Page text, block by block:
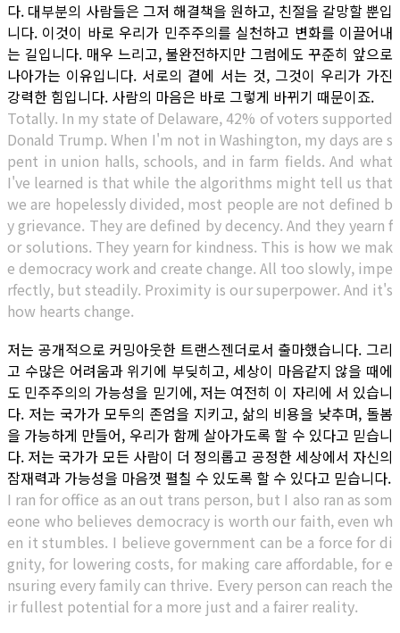
다. 대부분의 사람들은 그저 해결책을 원하고, 친절을 갈망할 뿐입
니다. 이것이 바로 우리가 민주주의를 실천하고 변화를 이끌어내
는 길입니다. 매우 느리고, 불완전하지만 그럼에도 꾸준히 앞으로
나아가는 이유입니다. 서로의 곁에 서는 것, 그것이 우리가 가진
강력한 힘입니다. 사람의 마음은 바로 그렇게 바뀌기 때문이죠.
Totally. In my state of Delaware, 42% of voters supported
Donald Trump. When I'm not in Washington, my days are s
pent in union halls, schools, and in farm fields. And what
I've learned is that while the algorithms might tell us that
we are hopelessly divided, most people are not defined b
y grievance. They are defined by decency. And they yearn f
or solutions. They yearn for kindness. This is how we mak
e democracy work and create change. All too slowly, impe
rfectly, but steadily. Proximity is our superpower. And it's
how hearts change.
저는 공개적으로 커밍아웃한 트랜스젠더로서 출마했습니다. 그리
고 수많은 어려움과 위기에 부딪히고, 세상이 마음같지 않을 때에
도 민주주의의 가능성을 믿기에, 저는 여전히 이 자리에 서 있습니
다. 저는 국가가 모두의 존엄을 지키고, 삶의 비용을 낮추며, 돌봄
을 가능하게 만들어, 우리가 함께 살아가도록 할 수 있다고 믿습니
다. 저는 국가가 모든 사람이 더 정의롭고 공정한 세상에서 자신의
잠재력과 가능성을 마음껏 펼칠 수 있도록 할 수 있다고 믿습니다.
I ran for office as an out trans person, but I also ran as som
eone who believes democracy is worth our faith, even wh
en it stumbles. I believe government can be a force for di
gnity, for lowering costs, for making care affordable, for e
nsuring every family can thrive. Every person can reach the
ir fullest potential for a more just and a fairer reality.